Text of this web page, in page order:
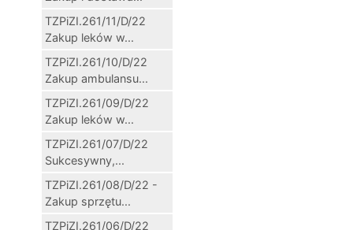
TZPiZI.261/11/D/22
Zakup leków w...
TZPiZI.261/10/D/22
Zakup ambulansu...
TZPiZI.261/09/D/22
Zakup leków w...
TZPiZI.261/07/D/22
Sukcesywny,...
TZPiZI.261/08/D/22 -
Zakup sprzętu...
TZPiZI.261/06/D/22